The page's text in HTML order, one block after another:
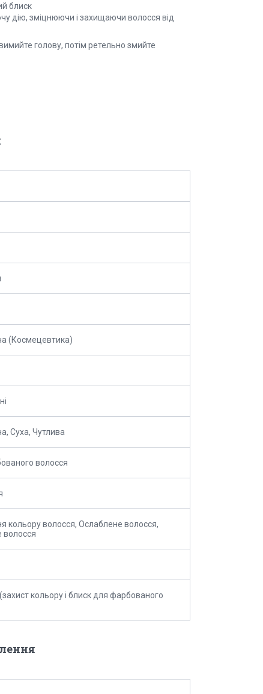
блиск
дію, зміцнюючи і захищаючи волосся від
голову, потім ретельно змийте
(Космецевтика)
Суха, Чутлива
волосся
кольору волосся, Ослаблене волосся,
кольору і блиск для фарбованого